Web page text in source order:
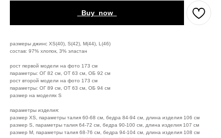
_Buy_now_
размеры джинс XS(40), S(42), M(44), L(46)
состав: 97% хлопок, 3% эластан
рост первой модели на фото 173 см
параметры: ОГ 82 см, ОТ 63 см, ОБ 92 см
рост второй модели на фото 173 см
параметры: ОГ 89 см, ОТ 63 см, ОБ 94 см
размер на моделях S
параметры изделия:
размер XS, параметры талия 60-68 см, бедра 84-94 см, длина изделия 106 см
размер S, параметры талия 64-72 см, бедра 90-100 см, длина изделия 107 см
размер M, параметры талия 68-76 см, бедра 94-104 см, длина изделия 108 см